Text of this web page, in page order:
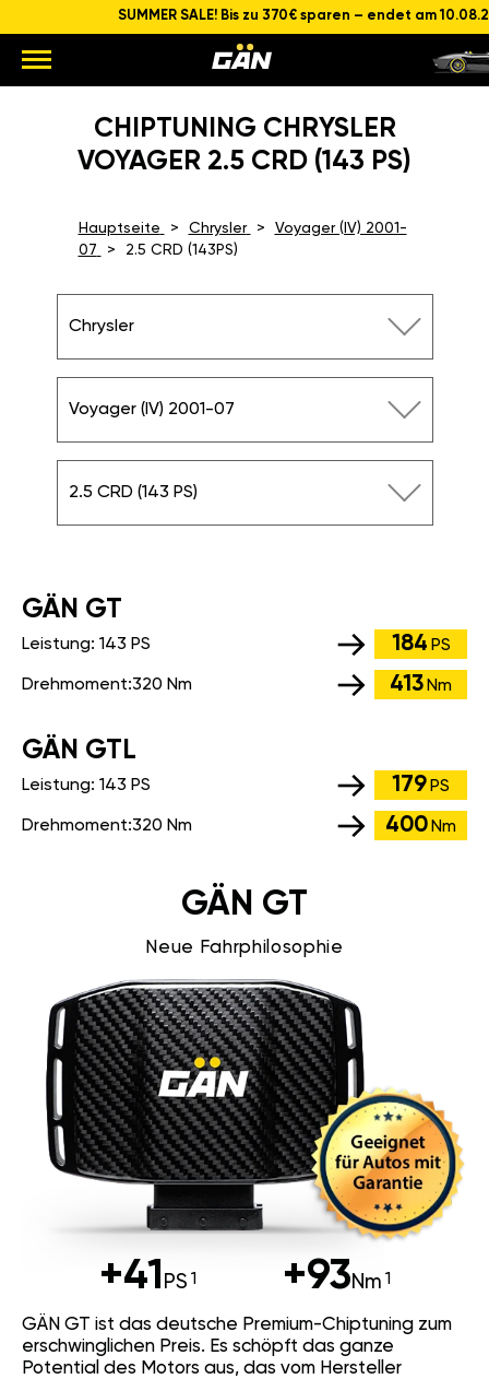
SUMMER SALE! Bis zu 370€ sparen – endet am
CHIPTUNING CHRYSLER
VOYAGER 2.5 CRD (143 PS)
Hauptseite Chrysler
Voyager (IV) 2001-
07
2.5 CRD (143PS)
Chrysler
Voyager (IV) 2001-07
2.5 CRD (143 PS)
GÄN GT
Leistung: 143 PS 184 PS
Drehmoment:320 Nm 413 Nm
GÄN GTL
Leistung: 143 PS 179 PS
Drehmoment:320 Nm 400 Nm
GÄN GT
Neue Fahrphilosophie
+41 PS +93Nm
GÄN GT ist das deutsche Premium-Chiptuning zum
erschwinglichen Preis. Es schöpft das ganze
Potential des Motors aus, das vom Hersteller